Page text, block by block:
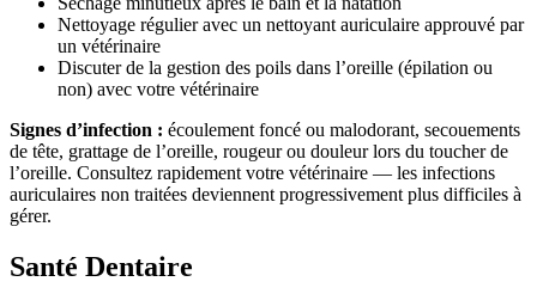
Nettoyage régulier avec un nettoyant auriculaire approuvé par
un vétérinaire
Discuter de la gestion des poils dans l’oreille (épilation ou
non) avec votre vétérinaire
Signes d’infection : écoulement foncé ou malodorant, secouements
de tête, grattage de l’oreille, rougeur ou douleur lors du toucher de
l’oreille. Consultez rapidement votre vétérinaire — les infections
auriculaires non traitées deviennent progressivement plus difficiles à
gérer.
Santé Dentaire